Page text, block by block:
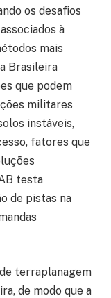
os desafios
à
mais
Brasileira
que podem
militares
instáveis,
fatores que
testa
de pistas na
terraplanagem
de modo que a